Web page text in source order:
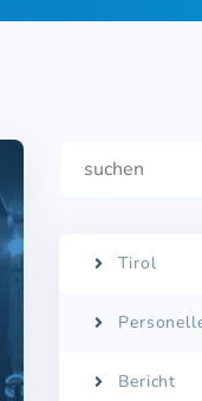
Tirol
Bericht